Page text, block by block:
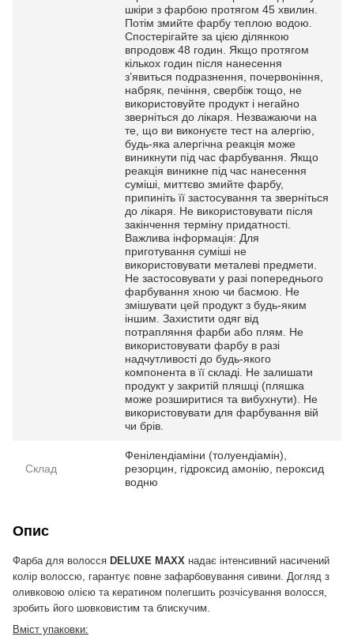
шкіри з фарбою протягом 45 хвилин.
Потім змийте фарбу теплою водою.
Спостерігайте за цією ділянкою
впродовж 48 годин. Якщо протягом
кількох годин після нанесення
з’явиться подразнення, почервоніння,
набряк, печіння, свербіж тощо, не
використовуйте продукт і негайно
зверніться до лікаря. Незважаючи на
те, що ви виконуєте тест на алергію,
будь-яка алергічна реакція може
виникнути під час фарбування. Якщо
реакція виникне під час нанесення
суміші, миттєво змийте фарбу,
припиніть її застосування та зверніться
до лікаря. Не використовувати після
закінчення терміну придатності.
Важлива інформація: Для
приготування суміші не
використовувати металеві предмети.
Не застосовувати у разі попереднього
фарбування хною чи басмою. Не
змішувати цей продукт з будь-яким
іншим. Захистити одяг від
потрапляння фарби або плям. Не
використовувати фарбу в разі
надчутливості до будь-якого
компонента в її складі. Не залишати
продукт у закритій пляшці (пляшка
може розширитися та вибухнути). Не
використовувати для фарбування вій
чи брів.
Склад
Фенілендіаміни (толуендіамін),
резорцин, гідроксид амонію, пероксид
водню
Опис
Фарба для волосся DELUXE MAXX надає інтенсивний насичений
колір волоссю, гарантує повне зафарбовування сивини. Догляд з
оливковою олією та кератином полегшить розчісування волосся,
зробить його шовковистим та блискучим.
Вміст упаковки: